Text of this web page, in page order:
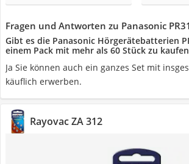
Fragen und Antworten zu Panasonic
Gibt es die Panasonic Hörgerätebatterien
einem Pack mit mehr als 60 Stück zu
Ja Sie können auch ein ganzes Set mit
käuflich erwerben.
Rayovac ZA 312